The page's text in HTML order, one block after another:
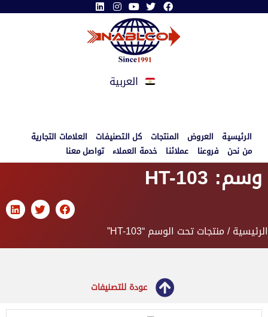
العربية
الرئيسية العروض المنتجات كل التصنيفات
العلامات التجارية
من نحن فروعنا عملائنا خدمة العملاء تواصل معنا
وسم: HT-103
الرئيسية/ منتجات تحت الوسم “HT-103”
عودة للتصنيفات